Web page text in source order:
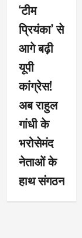
‘टीम
प्रियंका’ से
आगे बढ़ी
यूपी
कांग्रेस!
अब राहुल
गांधी के
भरोसेमंद
नेताओं के
हाथ संगठन